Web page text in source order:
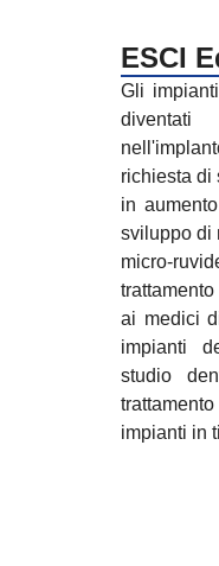
ESCI
Gli
diventati
richiesta di
in
sviluppo di
micro-
ai medici
impianti
studio
impianti in